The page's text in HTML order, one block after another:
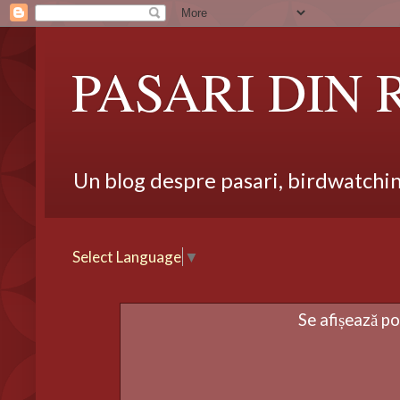
PASARI DIN
Un blog despre pasari,
Select Language ▼
Se afișează